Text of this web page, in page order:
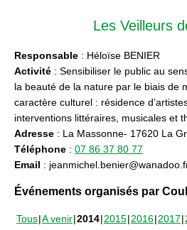
Les Veilleurs
Responsable : Héloïse BENIER
Activité : Sensibiliser le public au
la beauté de la nature par le biais de
caractère culturel : résidence
interventions littéraires, musicales et
Adresse : La Massonne- 17620 La
Téléphone : 07 86 37 80 77
Email :
Événements organisés par
Tous A venir 2014 2015 2016 2017